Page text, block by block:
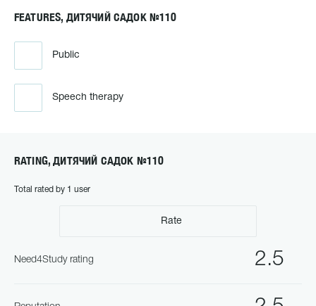
FEATURES, ДИТЯЧИЙ САДОК №110
Public
Speech therapy
RATING, ДИТЯЧИЙ САДОК №110
Total rated by 1 user
Rate
2.5
Need4Study rating